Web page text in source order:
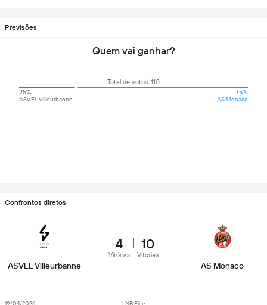
Previsões
Quem vai ganhar?
Total de votos: 110
25%
ASVEL Villeurbanne
75%
AS Monaco
Confrontos diretos
ASVEL Villeurbanne
4
Vitórias
10
Vitórias
AS Monaco
LNB Élite
19/04/2026